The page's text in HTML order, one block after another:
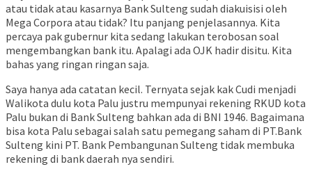
atau tidak atau kasarnya Bank Sulteng sudah diakuisisi oleh
Mega Corpora atau tidak? Itu panjang penjelasannya. Kita
percaya pak gubernur kita sedang lakukan terobosan soal
mengembangkan bank itu. Apalagi ada OJK hadir disitu. Kita
bahas yang ringan ringan saja.
Saya hanya ada catatan kecil. Ternyata sejak kak Cudi menjadi
Walikota dulu kota Palu justru mempunyai rekening RKUD kota
Palu bukan di Bank Sulteng bahkan ada di BNI 1946. Bagaimana
bisa kota Palu sebagai salah satu pemegang saham di PT.Bank
Sulteng kini PT. Bank Pembangunan Sulteng tidak membuka
rekening di bank daerah nya sendiri.